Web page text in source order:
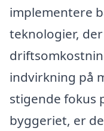
implementere
teknologier,
indvirkning på
stigende fokus
byggeriet, er